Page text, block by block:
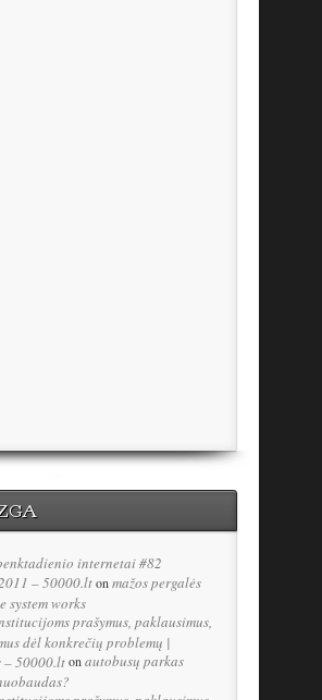
internetai #82
– 50000.lton mažos pergalės
system works
prašymus, paklausimus,
dėl konkrečių problemų |
– 50000.lton autobusų parkas